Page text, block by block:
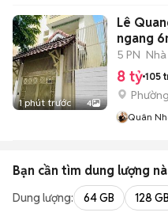
1 phút trước 4
Lê
ngang
5 PN
8 tỷ 105
Phường
Quân
Bạn cần tìm dung lượng
Dung lượng: 64 GB 128 GB